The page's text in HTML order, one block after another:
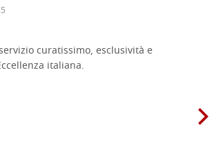
curatissimo, esclusività e
italiana.